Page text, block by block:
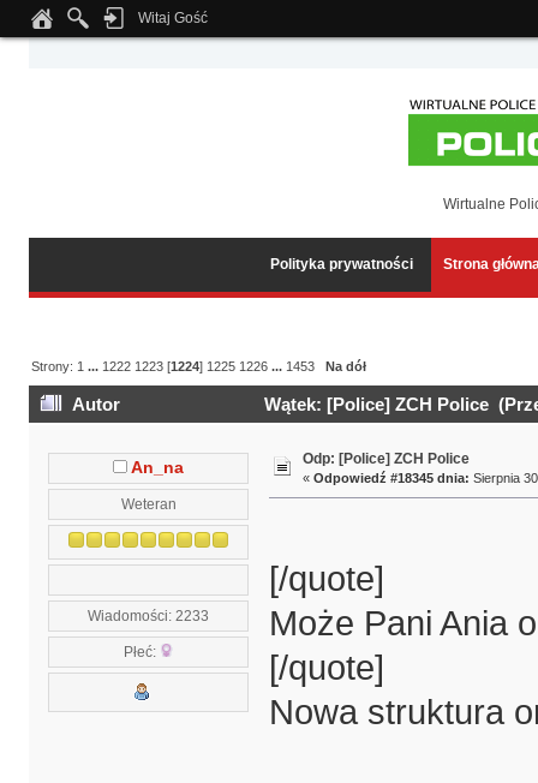
Notice: Undefined index: tapatalk_body_hook in
Witaj Gość
Wirtualne
Polityka prywatności Strona
Strony: 1 ... 1222 1223 [1224] 1225 1226 ... 1453 Na dół
Autor Wątek: [Police] ZCH Police
An_na
Weteran
Wiadomości: 2233
Płeć:
Odp: [Police] ZCH Police
« Odpowiedź #18345 dnia: Sierpnia
[/quote]
Może Pani Ania
[/quote]
Nowa struktura